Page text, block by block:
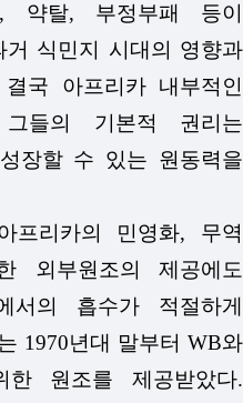
약탈, 부정부패 등이
식민지 시대의 영향과
국 아프리카 내부적인
그들의 기본적 권리는
장할 수 있는 원동력을
리카의 민영화, 무역
외부원조의 제공에도
서의 흡수가 적절하게
1970년대 말부터 WB와
한 원조를 제공받았다.